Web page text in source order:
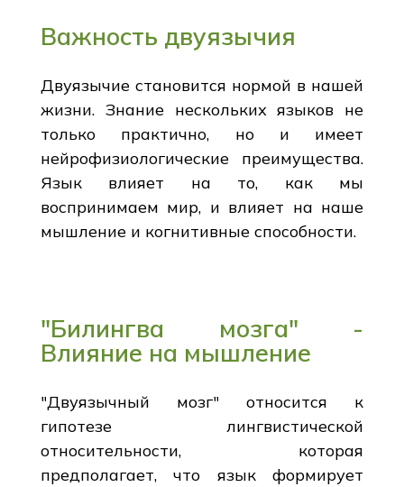
Важность двуязычия
Двуязычие становится нормой в нашей
жизни. Знание нескольких языков не
только практично, но и имеет
нейрофизиологические преимущества.
Язык влияет на то, как мы
воспринимаем мир, и влияет на наше
мышление и когнитивные способности.
"Билингва мозга" -
Влияние на мышление
"Двуязычный мозг" относится к
гипотезе лингвистической
относительности, которая
предполагает, что язык формирует